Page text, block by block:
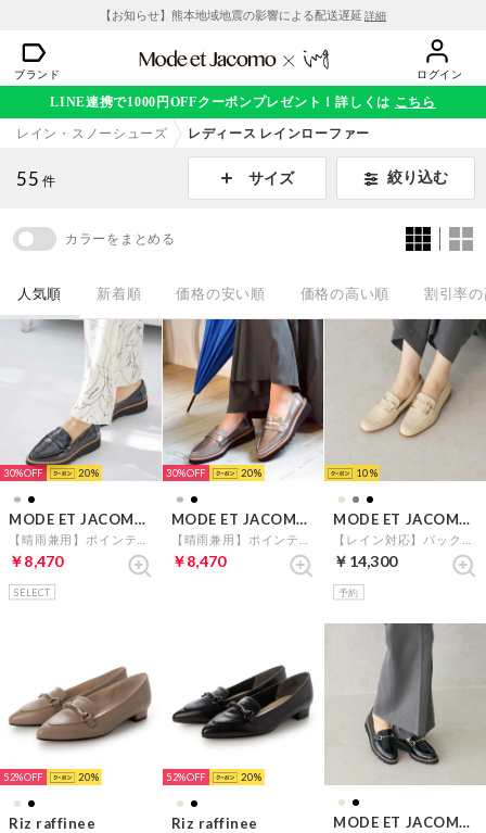
【お知らせ】熊本地域地震の影響による配送遅延 詳細
ブランド ログイン
LINE連携で1000円OFFクーポンプレゼント！詳しくは こちら
レイン・スノーシューズ レディース レインローファー
55 件 サイズ 絞り込む
カラーをまとめる
人気順 新着順 価格の安い順 価格の高い順 割引率
30% 20
MODE ET JACOMO carino
￥8,470
SELECT
30% 20
MODE ET JACOMO carino
￥8,470
10
MODE ET JACOMO carino
￥14,300
予約
52% 20
Riz raffinee
52% 20
Riz raffinee MODE ET JACOMO carino